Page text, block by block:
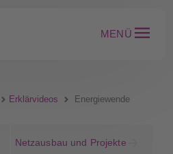
MENÜ
Erklärvideos Energiewende
Netzausbau und Projekte